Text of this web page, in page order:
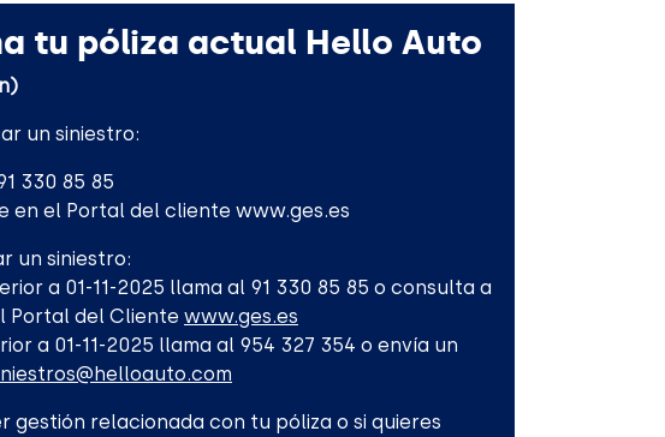
tu póliza actual Hello Auto
un siniestro:
330 85 85
en el Portal del cliente www.ges.es
un siniestro:
a 01-11-2025 llama al 91 330 85 85 o consulta a
Portal del Cliente www.ges.es
a 01-11-2025 llama al 954 327 354 o envía un
gestión relacionada con tu póliza o si quieres